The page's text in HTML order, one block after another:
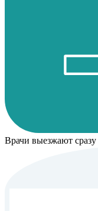
Врачи выезжают сразу